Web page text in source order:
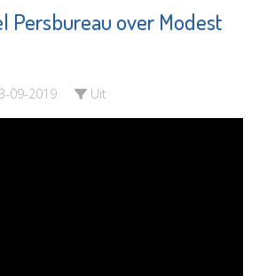
Persbureau over Modest
09-2019 Uit